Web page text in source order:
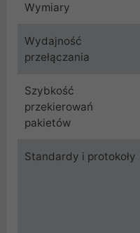
Wymiary
Wydajność
przełączania
Szybkość
przekierowań
pakietów
Standardy i protokoły